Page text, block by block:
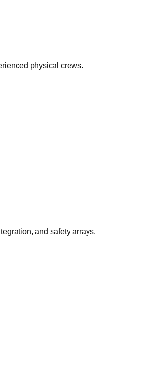
physical crews.
and safety arrays.